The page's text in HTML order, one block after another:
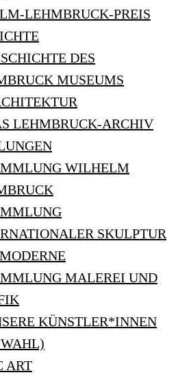
LEHMBRUCK-PREIS
DES
MUSEUMS
LEHMBRUCK-ARCHIV
WILHELM
SKULPTUR
MALEREI UND
KÜNSTLER*INNEN
ART